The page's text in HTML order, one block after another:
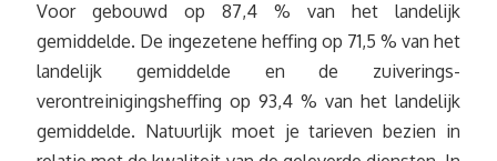
Voor gebouwd op 87,4 % van het landelijk
gemiddelde. De ingezetene heffing op 71,5 % van het
landelijk gemiddelde en de zuiverings-
verontreinigingsheffing op 93,4 % van het landelijk
gemiddelde. Natuurlijk moet je tarieven bezien in